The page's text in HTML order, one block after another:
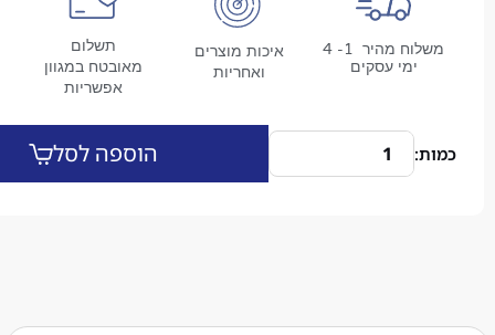
משלוח מהיר 1- 4
איכות מוצרים
תשלום
מאובטח במגוון
הוספה לסל